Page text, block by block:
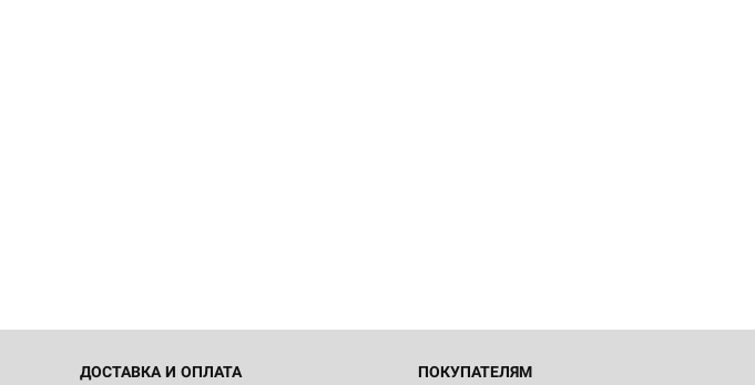
ДОСТАВКА И ОПЛАТА ПОКУПАТЕЛЯМ